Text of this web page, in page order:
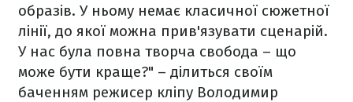
образів. У ньому немає класичної сюжетної
лінії, до якої можна прив'язувати сценарій.
У нас була повна творча свобода – що
може бути краще?" – ділиться своїм
баченням режисер кліпу Володимир